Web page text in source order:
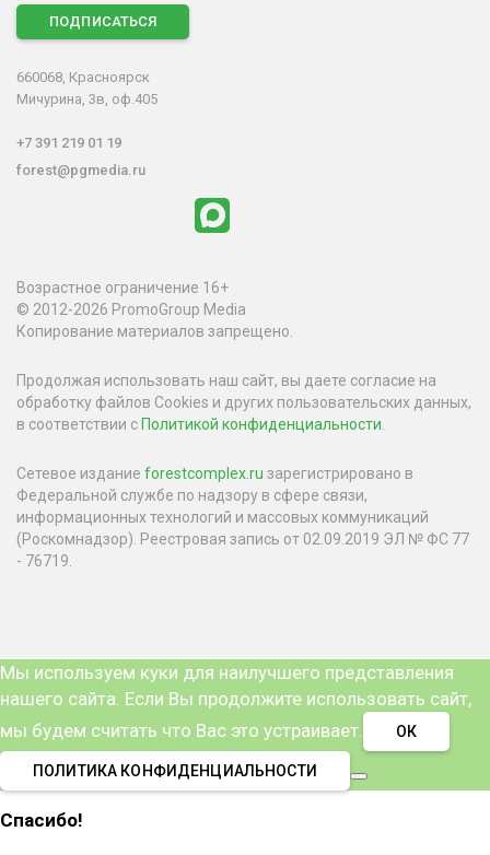
ПОДПИСАТЬСЯ
660068, Красноярск
Мичурина, 3в, оф.405
+7 391 219 01 19
forest@pgmedia.ru
Возрастное ограничение 16+
© 2012-2026 PromoGroup Media
Копирование материалов запрещено.
Продолжая использовать наш сайт, вы даете согласие на
обработку файлов Cookies и других пользовательских данных,
в соответствии с Политикой конфиденциальности.
Сетевое издание forestcomplex.ru зарегистрировано в
Федеральной службе по надзору в сфере связи,
информационных технологий и массовых коммуникаций
(Роскомнадзор). Реестровая запись от 02.09.2019 ЭЛ № ФС 77
- 76719.
Мы используем куки для наилучшего представления
нашего сайта. Если Вы продолжите использовать сайт,
мы будем считать что Вас это устраивает.
ОК
ПОЛИТИКА КОНФИДЕНЦИАЛЬНОСТИ
Спасибо!